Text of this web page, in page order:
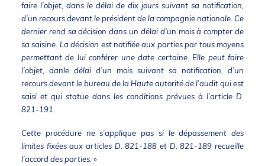
faire l’objet, dans le délai de dix jours suivant sa notification,
d’un recours devant le président de la compagnie nationale. Ce
dernier rend sa décision dans un délai d’un mois à compter de
sa saisine. La décision est notifiée aux parties par tous moyens
permettant de lui conférer une date certaine. Elle peut faire
l’objet, danle délai d’un mois suivant sa notification, d’un
recours devant le bureau de la Haute autorité de l’audit qui est
saisi et qui statue dans les conditions prévues à l’article D.
821-191
Cette procédure ne s’applique pas si le dépassement des
limites fixées aux articles D. 821-188 et D. 821-189 recueille
l’accord des parties . »